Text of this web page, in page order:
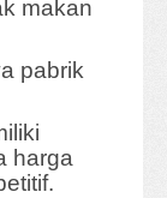
makan
pabrik
harga